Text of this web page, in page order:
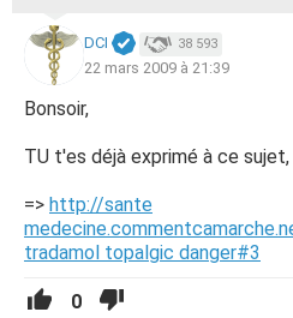
DCI 38 593
22 mars 2009 à 21:39
Bonsoir,
TU t'es déjà exprimé à ce
=> http://sante
tradamol topalgic danger#3
0